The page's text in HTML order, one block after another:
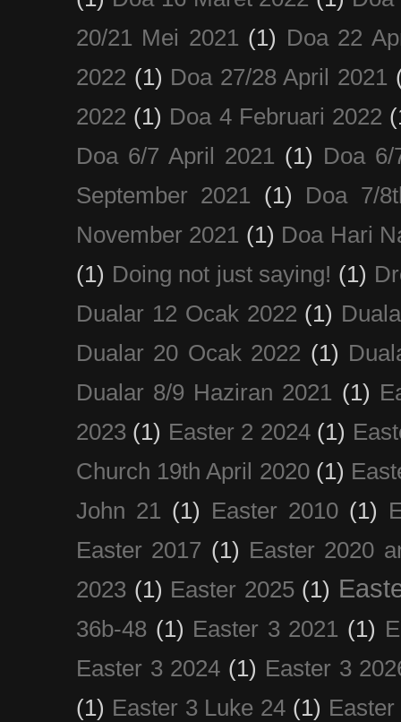
20/21 Mei 2021 (1) Doa 22
2022 (1) Doa 27/28 April 2021
2022 (1) Doa 4 Februari 2022
Doa 6/7 April 2021 (1) Doa
September 2021
(1)
Doa 7/
November 2021 (1) Doa Hari
(1) Doing not just saying! (1)
Dualar 12 Ocak 2022 (1)
Dualar 20 Ocak 2022 (1)
Dualar 8/9 Haziran 2021 (1)
2023 (1) Easter 2 2024 (1)
Church 19th April 2020 (1)
John 21 (1) Easter 2010 (1)
Easter 2017 (1) Easter 2020
2023 (1) Easter 2025 (1)
36b-48 (1) Easter 3 2021 (1)
Easter 3 2024 (1) Easter 3
(1) Easter 3 Luke 24 (1)